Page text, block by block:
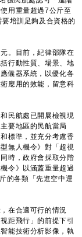
用重量超過7公斤至
培訓足夠及合資格的
。目前，紀律部隊在
行動性質、場景、地
儀器系統，以優化各
應用的效能，留意科
民航處已開展檢視現
要地區的民航當局
標準，並充分考慮香
無人機令》對「超視
時，政府會採取分階
令》以涵蓋重量超過
的各類「先進空中運
在合適可行的情況
距飛行」的前提下引
能技術分析影像，執